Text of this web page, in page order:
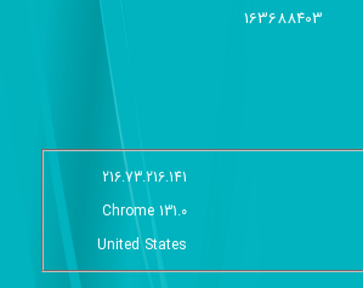
163688403
216.73.216.141
Chrome 131.0
United States